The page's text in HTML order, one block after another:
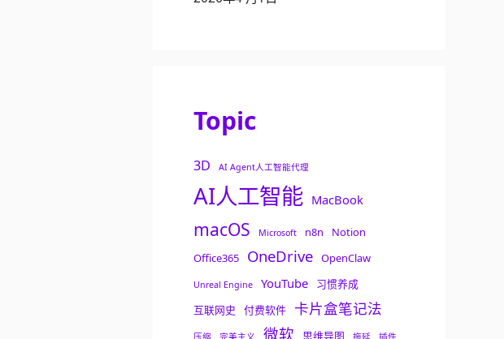
Topic
3D AI Agent人工智能代理
AI人工智能 MacBook
macOS Microsoft n8n
Notion
Office365
OneDrive OpenClaw
Unreal Engine YouTube
习惯养成
互联网史
付费软件 卡片盒笔记法
压缩 完美主义 微软 思维导图 拖延 插件